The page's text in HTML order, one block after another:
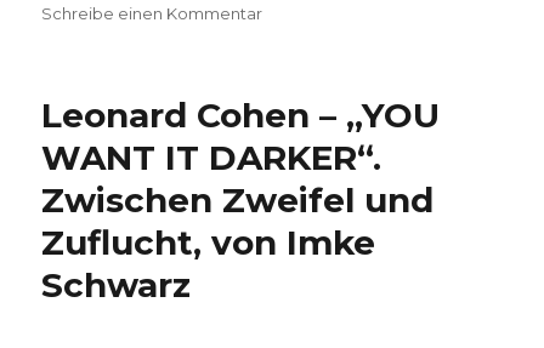
Schreibe einen Kommentarzu
Christoph
Welver
2019
Leonard Cohen – „YOU
WANT IT DARKER“.
Zwischen Zweifel und
Zuflucht, von Imke
Schwarz